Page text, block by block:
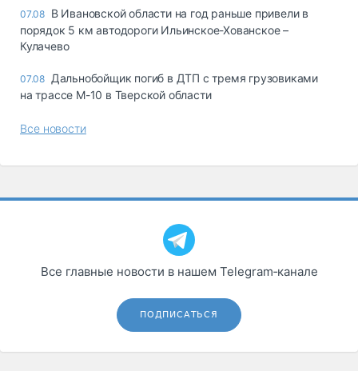
07.08 В Ивановской области на год раньше привели в
порядок 5 км автодороги Ильинское-Хованское –
Кулачево
07.08 Дальнобойщик погиб в ДТП с тремя грузовиками
на трассе М-10 в Тверской области
Все новости
Все главные новости в нашем Telegram‑канале
ПОДПИСАТЬСЯ